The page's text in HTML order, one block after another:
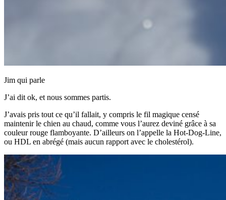
Jim qui parle
J’ai dit ok, et nous sommes partis.
J’avais pris tout ce qu’il fallait, y compris le fil magique censé
maintenir le chien au chaud, comme vous l’aurez deviné grâce à sa
couleur rouge flamboyante. D’ailleurs on l’appelle la Hot-Dog-Line,
ou HDL en abrégé (mais aucun rapport avec le cholestérol).